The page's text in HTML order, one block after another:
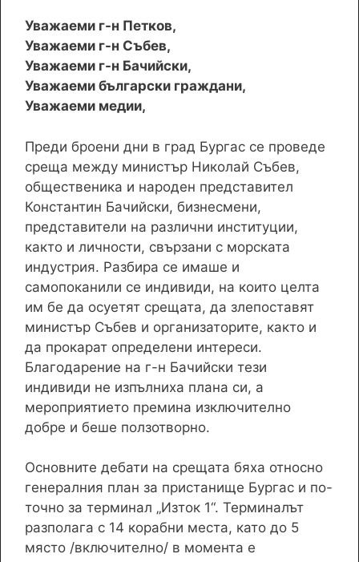
Уважаеми г-н Петков,
Уважаеми г-н Събев,
Уважаеми г-н Бачийски,
Уважаеми български граждани,
Уважаеми медии,
Преди броени дни в град Бургас се проведе
среща между министър Николай Събев,
общественика и народен представител
Константин Бачийски, бизнесмени,
представители на различни институции,
както и личности, свързани с морската
индустрия. Разбира се имаше и
самопоканили се индивиди, на които целта
им бе да осуетят срещата, да злепоставят
министър Събев и организаторите, както и
да прокарат определени интереси.
Благодарение на г-н Бачийски тези
индивиди не изпълниха плана си, а
мероприятието премина изключително
добре и беше ползотворно.
Основните дебати на срещата бяха относно
генералния план за пристанище Бургас и по-
точно за терминал „Изток 1“. Терминалът
разполага с 14 корабни места, като до 5
място /включително/ в момента е